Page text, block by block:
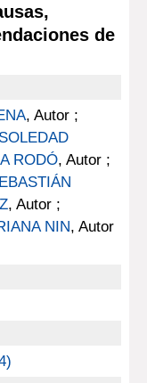
de
, Autor ;
SOLEDAD
RODÓ, Autor ;
, Autor ;
NIN, Autor